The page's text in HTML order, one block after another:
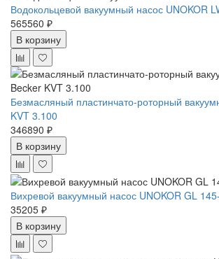
Водокольцевой вакуумный насос UNOKOR
565560 ₽
В корзину
Безмасляный пластинчато-роторный
KVT 3.100
346890 ₽
В корзину
Вихревой вакуумный насос UNOKOR GL
35205 ₽
В корзину